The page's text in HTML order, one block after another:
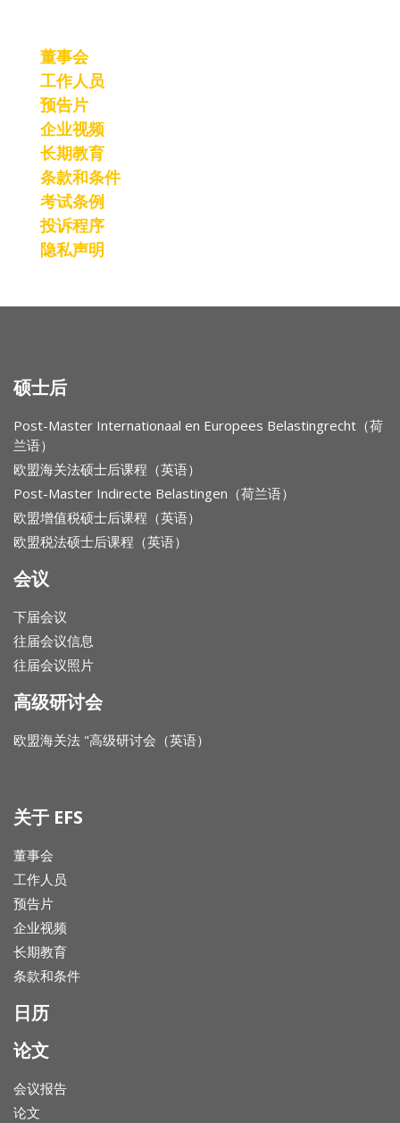
董事会
工作人员
预告片
企业视频
长期教育
条款和条件
考试条例
投诉程序
隐私声明
硕士后
Post-Master Internationaal en Europees Belastingrecht（荷
兰语）
欧盟海关法硕士后课程（英语）
Post-Master Indirecte Belastingen（荷兰语）
欧盟增值税硕士后课程（英语）
欧盟税法硕士后课程（英语）
会议
下届会议
往届会议信息
往届会议照片
高级研讨会
欧盟海关法 "高级研讨会（英语）
关于 EFS
董事会
工作人员
预告片
企业视频
长期教育
条款和条件
日历
论文
会议报告
论文